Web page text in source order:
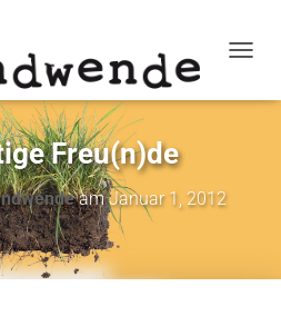
Freu(n)de
amJanuar 1, 2012